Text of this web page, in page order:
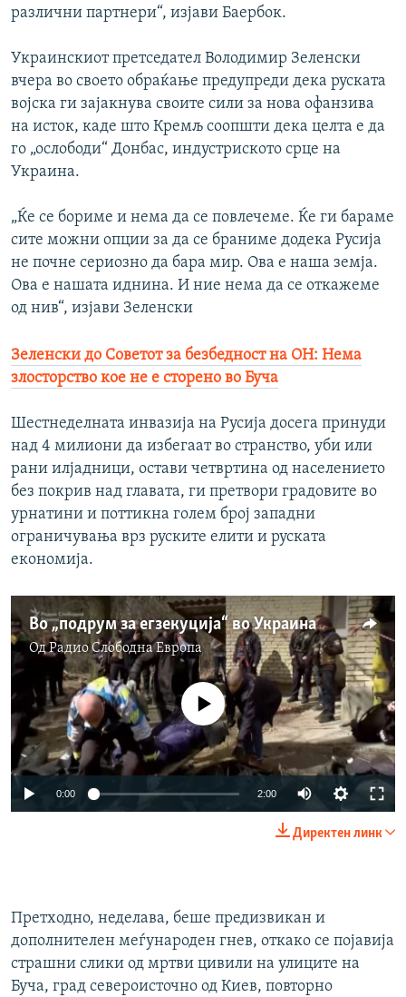
различни партнери“, изјави Баербок.
Украинскиот претседател Володимир Зеленски
вчера во своето обраќање предупреди дека руската
војска ги зајакнува своите сили за нова офанзива
на исток, каде што Кремљ соопшти дека целта е да
го „ослободи“ Донбас, индустриското срце на
Украина.
„Ќе се бориме и нема да се повлечеме. Ќе ги бараме
сите можни опции за да се браниме додека Русија
не почне сериозно да бара мир. Ова е наша земја.
Ова е нашата иднина. И ние нема да се откажеме
од нив“, изјави Зеленски
Зеленски до Советот за безбедност на ОН: Нема
злосторство кое не е сторено во Буча
Шестнеделната инвазија на Русија досега принуди
над 4 милиони да избегаат во странство, уби или
рани илјадници, остави четвртина од населението
без покрив над главата, ги претвори градовите во
урнатини и поттикна голем број западни
ограничувања врз руските елити и руската
економија.
Во „подрум за егзекуција“ во Украина
ОдРадио Слободна Eвропа
720p 1080p
No media source currently available
0:00 2:00
720p
1080p
Директен линк
Претходно, неделава, беше предизвикан и
дополнителен меѓународен гнев, откако се појавија
страшни слики од мртви цивили на улиците на
Буча, град североисточно од Киев, повторно